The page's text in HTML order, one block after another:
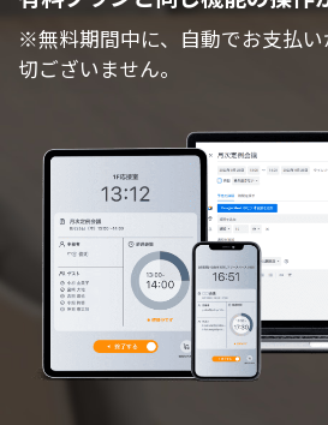
※無料期間中に、自動でお支払
切ございません。